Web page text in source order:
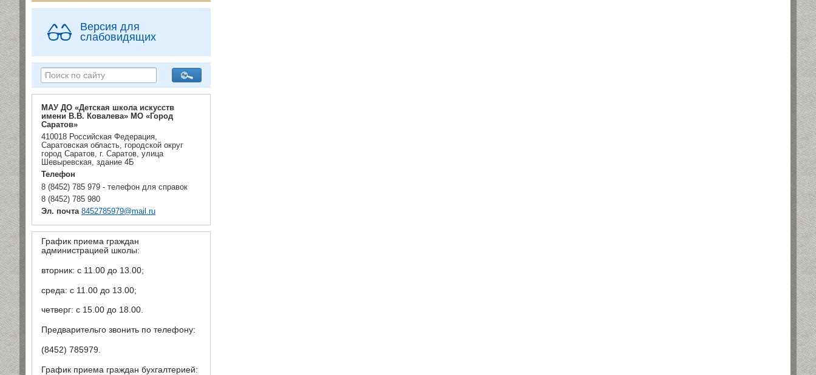
Версия для
слабовидящих
МАУ ДО «Детская школа искусств
имени В.В. Ковалева» МО «Город
Саратов»
410018 Российская Федерация,
Саратовская область, городской округ
город Саратов, г. Саратов, улица
Шевыревская, здание 4Б
Телефон
8 (8452) 785 979 - телефон для справок
8 (8452) 785 980
Эл. почта 8452785979@mail.ru
График приема граждан
администрацией школы:
вторник: с 11.00 до 13.00;
среда: с 11.00 до 13.00;
четверг: с 15.00 до 18.00.
Предварительго звонить по телефону:
(8452) 785979.
График приема граждан бухгалтерией: